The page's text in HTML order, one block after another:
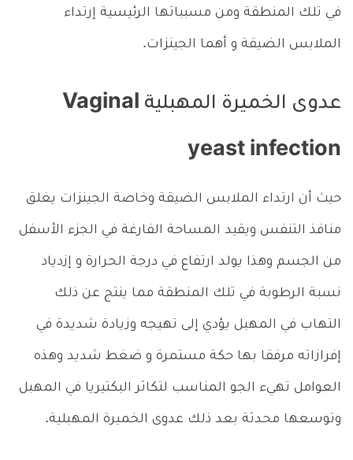
في تلك المنطقة ومن مسبباتها الرئيسية إرتداء
الملابس الضيقة و أهما الجينزات.
عدوى الخميرة المهبلية Vaginal
yeast infection
حيث أن ارتداء الملابس الضيقة وخاصة الجينزات يغلق
منافذ التنفس ويقيد المساحة الفارغة في الجزء الأسفل
من الجسم وهذا يولد ارتفاع في درجة الحرارة و إزدياد
نسبة الرطوبة في تلك المنطقة مما ينتج عن ذلك
التهاب في المهبل يؤدي إلى تهيجه وزيادة شديدة في
إفرازاته مرفقا بها حكة مستمرة و ضغط شديد وهذه
العوامل تهيء الجو المناسب لتكاثر البكتيريا في المهبل
وتوسعها محدثة بعد ذلك عدوى الخميرة المهبلية.